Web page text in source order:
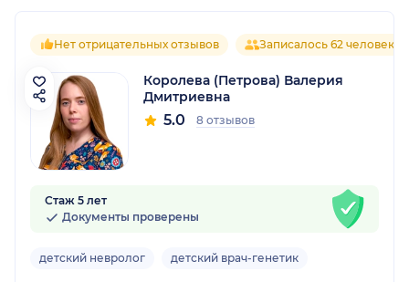
Нет отрицательных отзывов Записалось 62 человека
Королева (Петрова) Валерия
Дмитриевна
5.0 8 отзывов
Стаж 5 лет
Документы проверены
детский невролог детский врач-генетик